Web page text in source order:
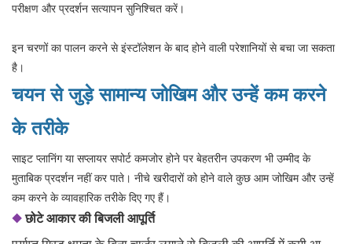
परीक्षण और प्रदर्शन सत्यापन सुनिश्चित करें।
इन चरणों का पालन करने से इंस्टॉलेशन के बाद होने वाली परेशानियों से बचा जा सकता
है।
चयन से जुड़े सामान्य जोखिम और उन्हें कम करने
के तरीके
साइट प्लानिंग या सप्लायर सपोर्ट कमजोर होने पर बेहतरीन उपकरण भी उम्मीद के
मुताबिक प्रदर्शन नहीं कर पाते। नीचे खरीदारों को होने वाले कुछ आम जोखिम और उन्हें
कम करने के व्यावहारिक तरीके दिए गए हैं।
◆छोटे आकार की बिजली आपूर्ति